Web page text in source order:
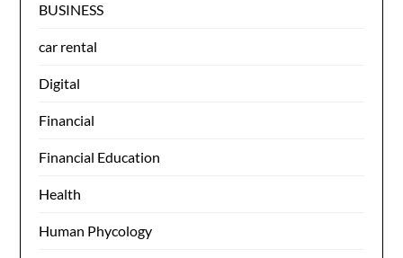
BUSINESS
car rental
Digital
Financial
Financial Education
Health
Human Phycology